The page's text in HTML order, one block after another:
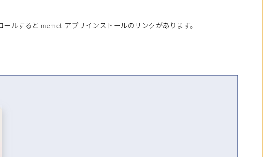
ルすると memet アプリインストールのリンクがあります。